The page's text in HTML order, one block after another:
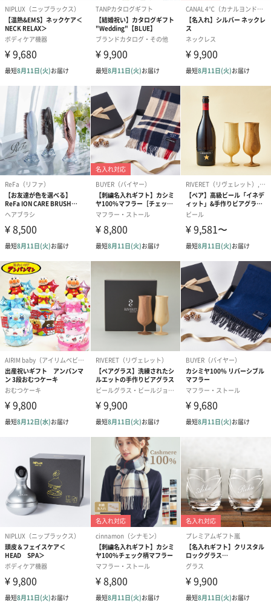
紅茶・コーヒー・スイーツ
紅茶・コーヒー・スイーツを同梱してお届けいたします。ギフト
への＋αにおすすめです。
アールグレイ（HAPPY
BIRTHDAY TO YOU）
（660円）
アールグレイティー
（660円）
フルーツティ
円）
スイーツ
スイーツを同梱してお届けいたします。ギフトへの＋αにおすすめ
です。
ゼリーバウム カット
（レモン＆紅茶）（432
円）
麦わらパンダバウム
（バナナ味）（540円）
り〜 3号（864
スキンケアグッズ
スキンケアグッズを同梱してお届けします。